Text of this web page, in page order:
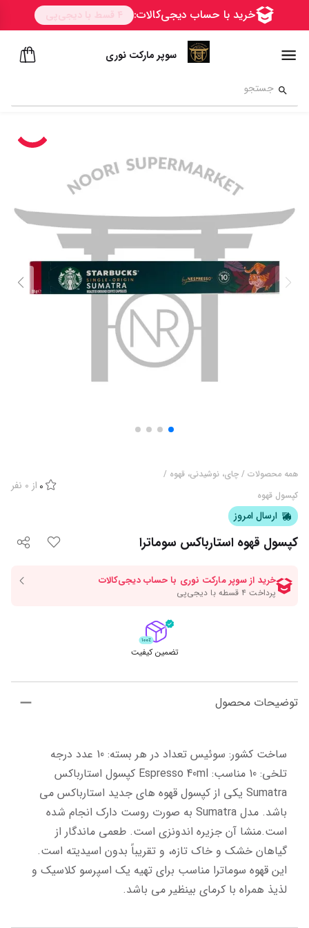
سوپر مارکت نوری
همه محصولات / چای، نوشیدنی، قهوه /
کپسول قهوه
0 از 0 نفر
ارسال امروز
کپسول قهوه استارباکس سوماترا
تضمین کیفیت
توضیحات محصول
لذیذ همراه با کرمای بینظیر می باشد.